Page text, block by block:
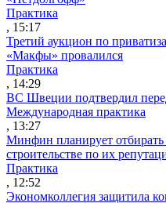
Практика
, 15:17
Третий аукцион по
«Макфы» провалился
Практика
, 14:29
ВС Швеции подтвердил
Международная практика
, 13:27
Минфин планирует отбирать
строительстве по их
Практика
, 12:52
Экономколлегия защитила